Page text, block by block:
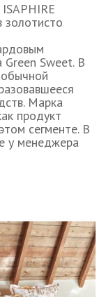
золотисто
Green Sweet. В
Марка
продукт
сегменте. В
у менеджера